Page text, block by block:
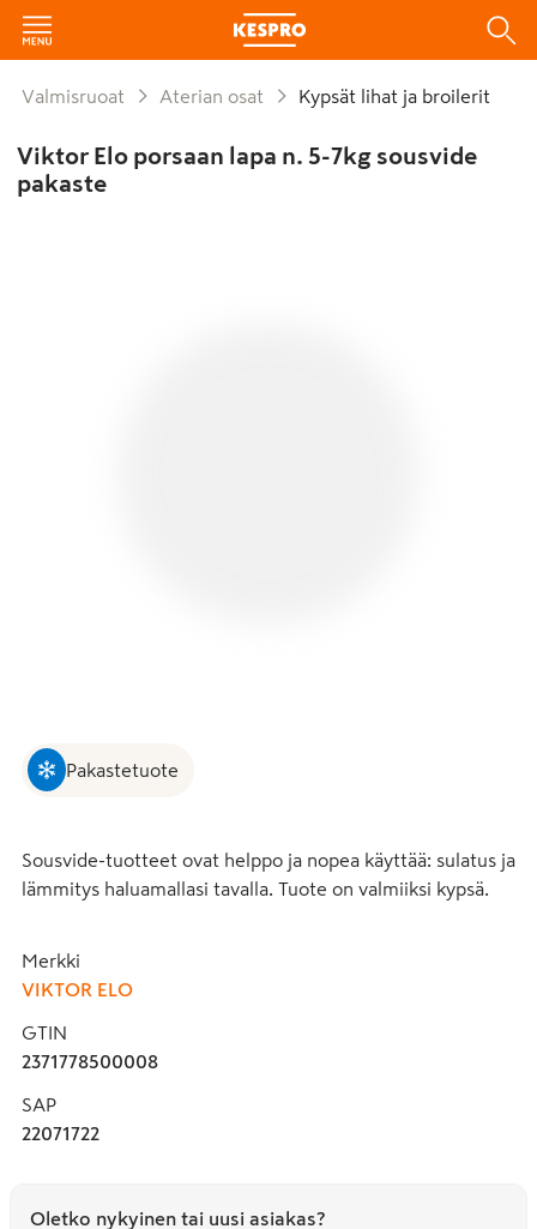
Valmisruoat Aterian osat Kypsät lihat ja broilerit
Viktor Elo porsaan lapa n. 5-7kg sousvide
pakaste
Pakastetuote
Sousvide-tuotteet ovat helppo ja nopea käyttää: sulatus ja
lämmitys haluamallasi tavalla. Tuote on valmiiksi kypsä.
Merkki
VIKTOR ELO
GTIN
2371778500008
SAP
22071722
Oletko nykyinen tai uusi asiakas?